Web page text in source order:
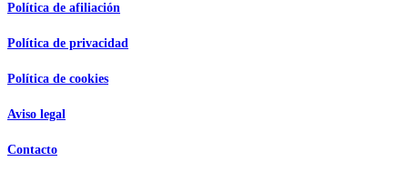
Política de afiliación
Política de privacidad
Política de cookies
Aviso legal
Contacto